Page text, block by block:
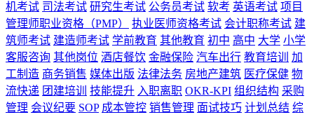
机考试 司法考试 研究生考试 公务员考试 软考 英语考试 项目
管理师职业资格（PMP）
执业医师资格考试 会计职称考试 建
筑师考试 建造师考试 学前教育 其他教育 初中 高中 大学 小学
客服咨询 其他岗位 酒店餐饮 金融保险 汽车出行 教育培训
加
工制造 商务销售 媒体出版 法律法务 房地产建筑 医疗保健 物
流快递 团建培训 技能提升 入职离职 OKR-KPI 组织结构 采购
管理 会议纪要 SOP 成本管控 销售管理 面试技巧 计划总结 综